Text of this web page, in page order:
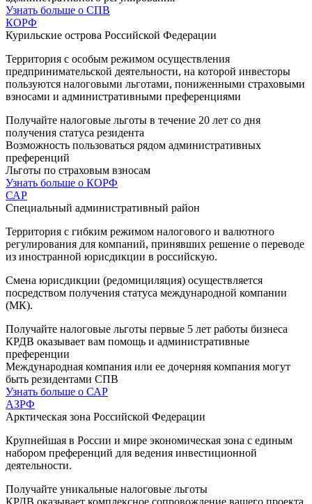
Узнать больше о СПВ
КОРФ
Курильские острова Российской Федерации
Территория с особым режимом осуществления
предпринимательской деятельности, на которой инвесторы
пользуются налоговыми льготами, пониженными страховыми
взносами и административными преференциями
Получайте налоговые льготы в течение 20 лет со дня
получения статуса резидента
Возможность пользоваться рядом административных
преференций
Льготы по страховым взносам
Узнать больше о КОРФ
САР
Специальный административный район
Территория с гибким режимом налогового и валютного
регулирования для компаний, принявших решение о переводе
из иностранной юрисдикции в российскую.
Смена юрисдикции (редомициляция) осуществляется
посредством получения статуса международной компании
(МК).
Получайте налоговые льготы первые 5 лет работы бизнеса
КРДВ оказывает вам помощь и административные
преференции
Международная компания или ее дочерняя компания могут
быть резидентами СПВ
Узнать больше о САР
АЗРФ
Арктическая зона Российской Федерации
Крупнейшая в России и мире экономическая зона с единым
набором преференций для ведения инвестиционной
деятельности.
Получайте уникальные налоговые льготы